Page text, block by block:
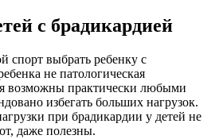
с брадикардией
спорт выбрать ребенку с
не патологическая
возможны практически любыми
избегать больших нагрузок.
при брадикардии у детей не
даже полезны.